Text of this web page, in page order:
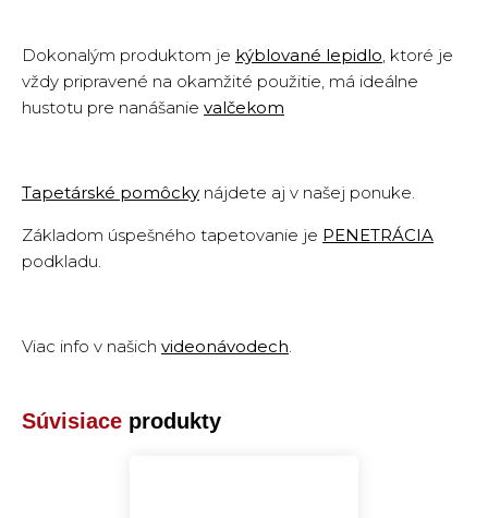
Dokonalým produktom je kýblované lepidlo, ktoré je
vždy pripravené na okamžité použitie, má ideálne
hustotu pre nanášanie valčekom
Tapetárské pomôcky nájdete aj v našej ponuke.
Základom úspešného tapetovanie je PENETRÁCIA
podkladu.
Viac info v našich videonávodech.
Súvisiace produkty